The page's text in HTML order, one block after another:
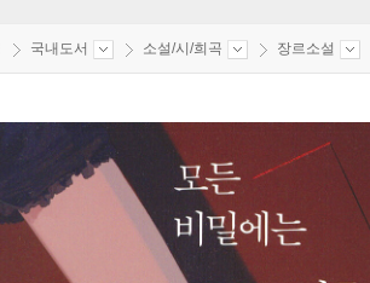
국내도서 소설/시/희곡 장르소설